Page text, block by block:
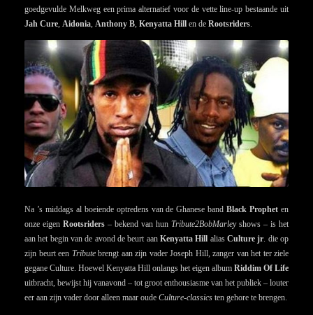
goedgevulde Melkweg een prima alternatief voor de vette line-up bestaande uit
Jah Cure Aidonia Anthony B Kenyatta Hill en de Rootsriders
Na ’s middags al boeiende optredens van de Ghanese bandBlack Prophet en
onze eigen Rootsriders – bekend van hun Tribute2BobMarley shows – is het
aan het begin van de avond de beurt aan Kenyatta Hill aliasCulture jr . die op
zijn beurt een Tributebrengt aan zijn vader Joseph Hill, zanger van het ter ziele
gegane Culture. Hoewel Kenyatta Hill onlangs het eigen album Riddim Of Life
uitbracht, bewijst hij vanavond – tot groot enthousiasme van het publiek – louter
eer aan zijn vader door alleen maar oude Culture-classics ten gehore te brengen.